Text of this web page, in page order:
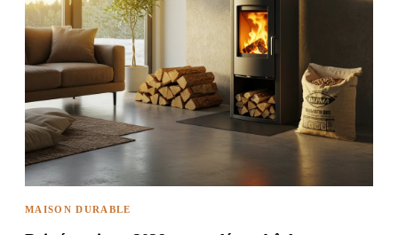
MAISON DURABLE